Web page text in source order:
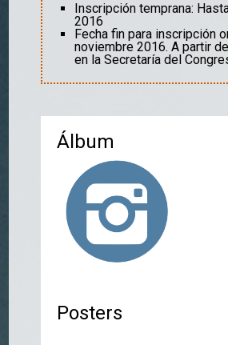
Inscripción temprana:
2016
Fecha fin para inscripción
noviembre 2016. A partir
en la Secretaría del
Álbum
Posters